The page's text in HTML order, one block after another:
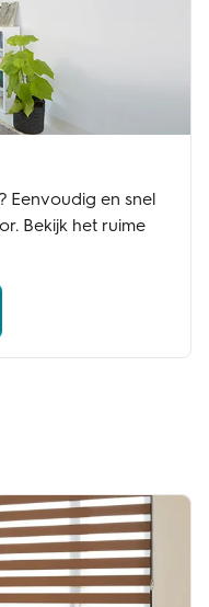
Eenvoudig en snel
Bekijk het ruime